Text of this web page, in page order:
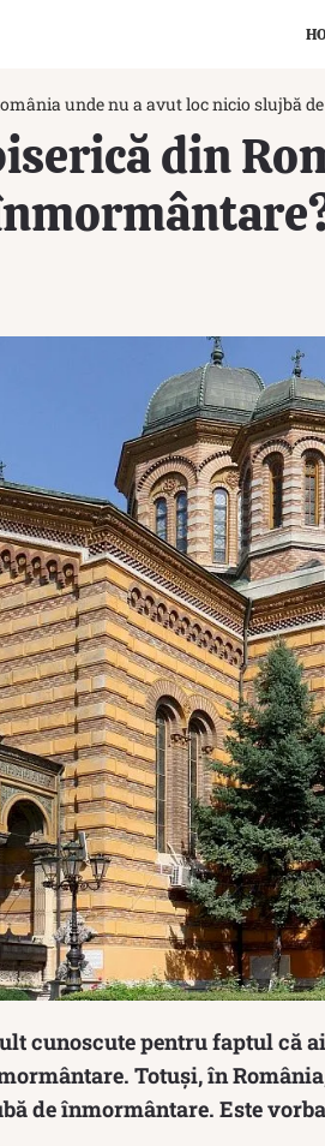
unde nu a avut loc nicio slujbă
din
cunoscute pentru faptul că
Totuși, în
de înmormântare. Este